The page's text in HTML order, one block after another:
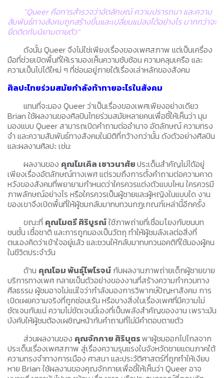
“Queer คือการสำรวจว่าอัตลักษณ์ ความปรารถนา และความ
สัมพันธ์ทางสังคมถูกสร้างขึ้นและเปลี่ยนแปลงได้อย่างไร มากกว่าจะ
ยึดติดกับนิยามตายตัว”
ดังนั้น Queer จึงไม่ใช่เพียงเรื่องของเพศสภาพ แต่เป็นเครื่อง
มือที่ช่วยเปิดพื้นที่ให้เรามองเห็นความซับซ้อน ความคลุมเครือ และ
ความเป็นไปได้ใหม่ ๆ ที่ซ่อนอยู่ภายใต้เรื่องเล่าหลักของสังคม
ศิลปะไทยร่วมสมัยกำลังท้าทายอะไรในสังคม
แทนที่จะมอง Queer ว่าเป็นเรื่องของเพศเพียงอย่างเดียว
Brian ใช้ผลงานของศิลปินไทยร่วมสมัยหลายคนเพื่อชี้ให้เห็นว่า มุม
มองแบบ Queer สามารถเปิดคำถามต่ออำนาจ อัตลักษณ์ ความทรง
จำ และความสัมพันธ์ทางสังคมในมิติที่กว้างกว่านั้น ดังตัวอย่างศิลปิน
และผลงานศิลปะ เช่น:
ผลงานของ คุณไมเคิล เชาวนาศัยประเด็นสำคัญไม่ได้อยู่
เพียงเรื่องอัตลักษณ์ทางเพศ แต่รวมถึงการตั้งคำถามต่อความคาด
หวังของสังคมที่พยายามกำหนดว่าใครควรแต่งตัวแบบไหน ใครควรมี
ภาพลักษณ์อย่างไร หรือใครควรเป็นผู้ชายและผู้หญิงในแบบใด งาน
ของเขาจึงเปิดพื้นที่ให้ผู้ชมกลับมาทบทวนกฎเกณฑ์เหล่านี้อีกครั้ง
ขณะที่ คุณไมตรี ศิริบูรณ์ใช้ภาพถ่ายที่เชื่อมโยงกับชนบท
ชนชั้น เชื้อชาติ และการถูกมองเป็นวัตถุ ทำให้ผู้ชมลังเลต่อสิ่งที่
ตนเองคิดว่าเข้าใจอยู่แล้ว และชวนให้กลับมาทบทวนอคติที่ใช้มองผู้คน
ในชีวิตประจำวัน
ด้าน คุณโอม พันธุ์ไพโรจน์ กับผลงานภาพถ่ายเด็กผู้ชายขาย
บริการทางเพศ กลายเป็นตัวอย่างของงานที่สร้างความกำกวมทาง
ศีลธรรม ผู้ชมอาจไม่แน่ใจว่ากำลังมองการวิพากษ์ปัญหาสังคม การ
เปิดเผยความจริงที่ถูกซ่อนเร้น หรือบางสิ่งในเรื่องเพศที่มีความไม่
ชัดเจนกันแน่ ความไม่ชัดเจนนี้เองที่เป็นพลังสำคัญของงาน เพราะมัน
บังคับให้ผู้ชมต้องเผชิญหน้ากับคำถามที่ไม่มีคำตอบตายตัว
ส่วนผลงานของ คุณจักกาย ศิริบุตรพาผู้ชมออกไปไกลจาก
ประเด็นเรื่องเพศสภาพ สู่เรื่องความรุนแรงในจังหวัดชายแดนภาคใต้
ความทรงจำทางการเมือง ศาสนา และประวัติศาสตร์ที่ถูกทำให้เงียบ
หาย Brian ใช้ผลงานของคุณจักกายเพื่อชี้ให้เห็นว่า Queer อาจ